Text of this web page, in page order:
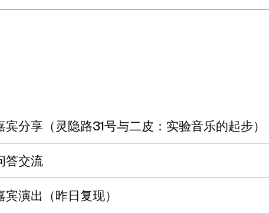
宾分享（灵隐路31号与二皮：实验音乐的起步）
答交流
宾演出（昨日复现）